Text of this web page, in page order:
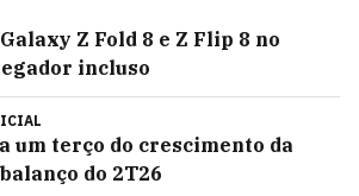
Z Fold 8 e Z Flip 8 no
incluso
um terço do crescimento da
do 2T26